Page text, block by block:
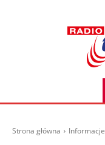
Strona główna Informacje